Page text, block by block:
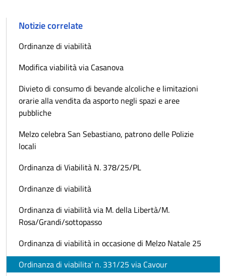
Notizie correlate
Ordinanze di viabilità
Modifica viabilità via Casanova
Divieto di consumo di bevande alcoliche e limitazioni
orarie alla vendita da asporto negli spazi e aree
pubbliche
Melzo celebra San Sebastiano, patrono delle Polizie
locali
Ordinanza di Viabilità N. 378/25/PL
Ordinanze di viabilità
Ordinanza di viabilità via M. della Libertà/M.
Rosa/Grandi/sottopasso
Ordinanza di viabilità in occasione di Melzo Natale 25
Ordinanza di viabilita’ n. 331/25 via Cavour